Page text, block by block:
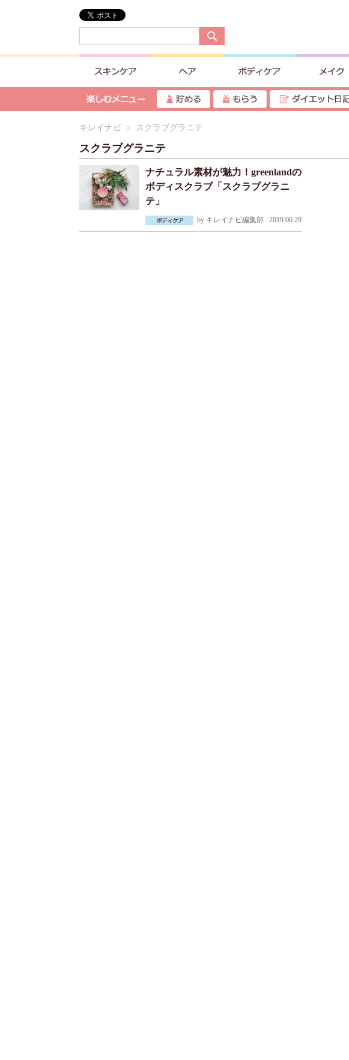
キレイナビ > スクラブグラニテ
スクラブグラニテ
ナチュラル素材が魅力！greenlandの
ボディスクラブ「スクラブグラニ
テ」
by キレイナビ編集部 2019.06.29